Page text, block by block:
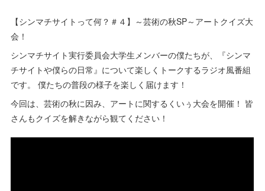
【シンマチサイトって何？＃４】～芸術の秋SP～アートクイズ大
会！
シンマチサイト実行委員会大学生メンバーの僕たちが、『シンマ
チサイトや僕らの日常』について楽しくトークするラジオ風番組
です。 僕たちの普段の様子を楽しく届けます！
今回は、芸術の秋に因み、アートに関するくいぅ大会を開催！ 皆
さんもクイズを解きながら観てください！